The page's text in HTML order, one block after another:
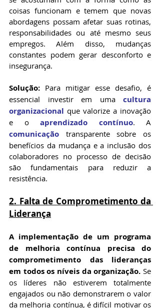
coisas funcionam e temem que novas
abordagens possam afetar suas rotinas,
responsabilidades ou até mesmo seus
empregos. Além disso, mudanças
constantes podem gerar desconforto e
insegurança.
Solução: Para mitigar esse desafio, é
essencial investir em uma cultura
organizacional que valorize a inovação
e o aprendizado contínuo
comunicação transparente sobre os
benefícios da mudança e a inclusão dos
colaboradores no processo de decisão
são fundamentais para reduzir a
resistência.
2. Falta de Comprometimento da
Liderança
A implementação de um programa
de melhoria contínua precisa do
comprometimento das lideranças
em todos os níveis da organização. Se
os líderes não estiverem totalmente
engajados ou não demonstrarem o valor
da melhoria contínua, é difícil motivar os